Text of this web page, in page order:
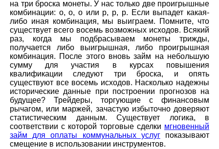
на три броска монеты. У нас только две проигрышные
комбинации: о, о, о или р, р, р. Если выпадет какая-
либо иная комбинация, мы выиграем. Помните, что
существует всего восемь возможных исходов. Всякий
раз, когда мы подбрасываем монеты трижды,
получается либо выигрышная, либо проигрышная
комбинация. После этого вновь займ на небольшую
сумму для участия в курсах повышения
квалификации следуют три броска, и опять
существуют все восемь исходов. Насколько надежны
исторические данные при построении прогнозов на
будущее? Трейдеры, торгующие с финансовым
рычагом, или маржей, зачастую избыточно доверяют
статистическим данным. Существует логика, в
соответствии с которой торговые сделки мгновенный
займ для оплаты коммунальных услугпоказывают
смещение в использовании инструментов.